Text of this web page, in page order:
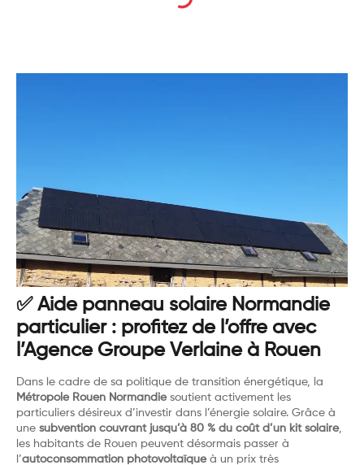
✅ Aide panneau solaire Normandie
particulier : profitez de l’offre avec
l’Agence Groupe Verlaine à Rouen
Dans le cadre de sa politique de transition énergétique, la
Métropole Rouen Normandiesoutient activement les
particuliers désireux d’investir dans l’énergie solaire. Grâce à
une subvention couvrant jusqu’à 80 % du coût d’un kit solaire,
les habitants de Rouen peuvent désormais passer à
l’autoconsommation photovoltaïqueà un prix très